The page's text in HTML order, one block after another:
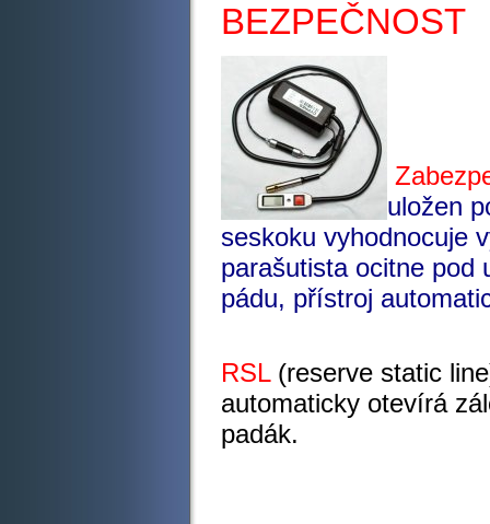
BEZPEČNOST
uložen
seskoku vyhodnocuje
parašutista ocitne pod
pádu, přístroj
RSL(reserve static
automaticky otevírá